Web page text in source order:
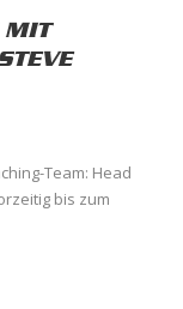
MIT
Team: Head
bis zum